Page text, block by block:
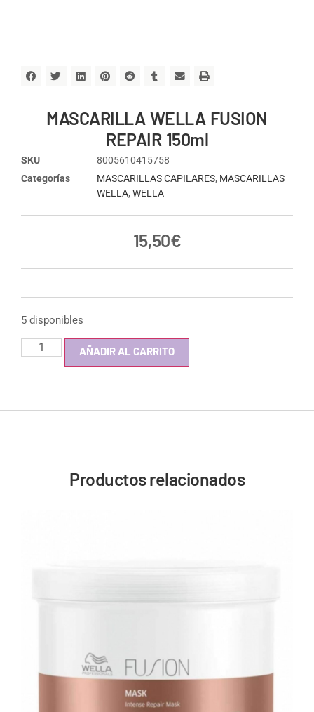
MASCARILLA WELLA FUSION
REPAIR 150ml
SKU
8005610415758
Categorías
MASCARILLAS CAPILARES, MASCARILLAS
WELLA, WELLA
15,50€
5 disponibles
AÑADIR AL CARRITO
Productos relacionados